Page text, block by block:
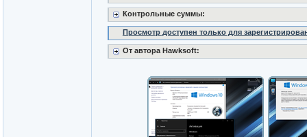
Контрольные суммы:
Просмотр доступен только для
От автора Hawksoft: